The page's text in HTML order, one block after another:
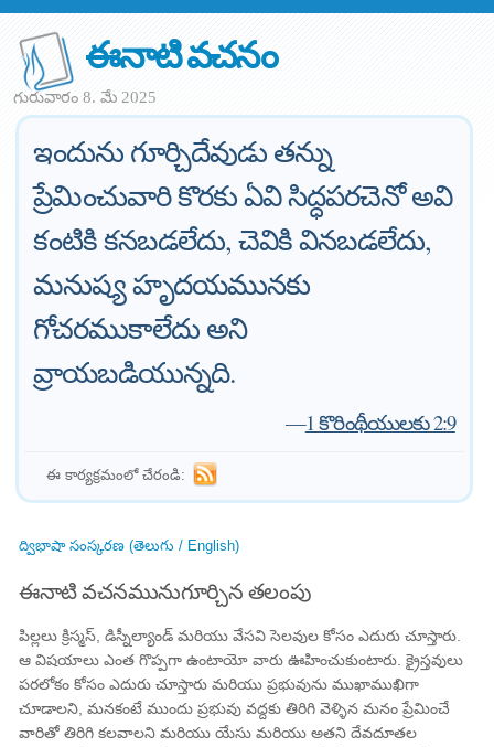
ఈనాటి వచనం
గురువారం 8. మే 2025
ఇందును గూర్చిదేవుడు తన్ను
ప్రేమించువారి కొరకు ఏవి సిద్ధపరచెనో అవి
కంటికి కనబడలేదు, చెవికి వినబడలేదు,
మనుష్య హృదయమునకు
గోచరముకాలేదు అని
వ్రాయబడియున్నది.
—1 కొరింథీయులకు 2:9
ఈ కార్యక్రమంలో చేరండి:
ద్విభాషా సంస్కరణ (తెలుగు / English)
ఈనాటి వచనమునుగూర్చిన తలంపు
పిల్లలు క్రిస్మస్, డిస్నీల్యాండ్ మరియు వేసవి సెలవుల కోసం ఎదురు చూస్తారు.
ఆ విషయాలు ఎంత గొప్పగా ఉంటాయో వారు ఊహించుకుంటారు. క్రైస్తవులు
పరలోకం కోసం ఎదురు చూస్తారు మరియు ప్రభువును ముఖాముఖిగా
చూడాలని, మనకంటే ముందు ప్రభువు వద్దకు తిరిగి వెళ్ళిన మనం ప్రేమించే
వారితో తిరిగి కలవాలని మరియు యేసు మరియు అతని దేవదూతల